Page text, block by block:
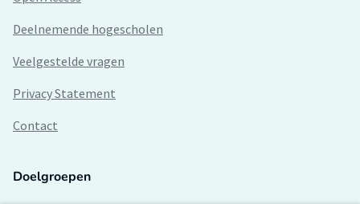
Deelnemende hogescholen
Veelgestelde vragen
Privacy Statement
Contact
Doelgroepen